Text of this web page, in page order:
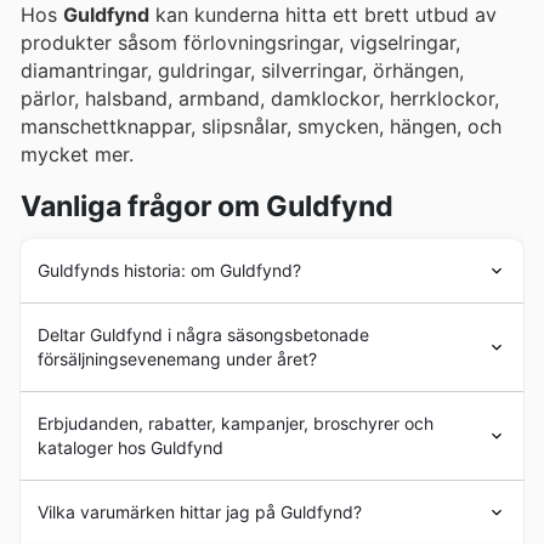
Hos Guldfynd kan kunderna hitta ett brett utbud av
produkter såsom förlovningsringar, vigselringar,
diamantringar, guldringar, silverringar, örhängen,
pärlor, halsband, armband, damklockor, herrklockor,
manschettknappar, slipsnålar, smycken, hängen, och
mycket mer.
Vanliga frågor om Guldfynd
Guldfynds historia: om Guldfynd?
Pettersson grundade företaget. Sedan starten har
Guldfyndhaft som mål att förse sina kunder med
högkvalitativa smycken och snabbt bli ett varumärke
med högt anseende på den svenska marknaden. Under
de följande decennierna genomgick företaget en stark
än 120 butiker i landets huvudregioner. Dessutom säljer
Deltar Guldfynd i några säsongsbetonade
försäljningsevenemang under året?
kampanjer ochreaunder året. För att se exakt vilka
veckobladocherbjudanden
just nu, rekommenderar vi att du utforskar vår sida. Vi
samlar alla aktuellarabatterochkampanjer
Erbjudanden, rabatter, kampanjer, broschyrer och
kataloger hos Guldfynd
försäljning avsmycken . Med en lång historia på
Vilka varumärken hittar jag på Guldfynd?